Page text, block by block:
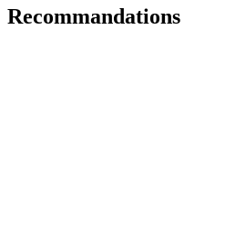
Recommandations